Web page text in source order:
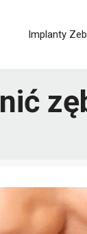
Implanty